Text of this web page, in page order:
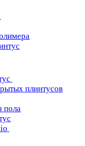
плинтусов
пола